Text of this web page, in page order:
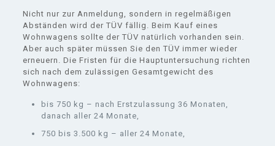
Nicht nur zur Anmeldung, sondern in regelmäßigen
Abständen wird der TÜV fällig. Beim Kauf eines
Wohnwagens sollte der TÜV natürlich vorhanden sein.
Aber auch später müssen Sie den TÜV immer wieder
erneuern. Die Fristen für die Hauptuntersuchung richten
sich nach dem zulässigen Gesamtgewicht des
Wohnwagens:
bis 750 kg – nach Erstzulassung 36 Monaten,
danach aller 24 Monate,
750 bis 3.500 kg – aller 24 Monate,